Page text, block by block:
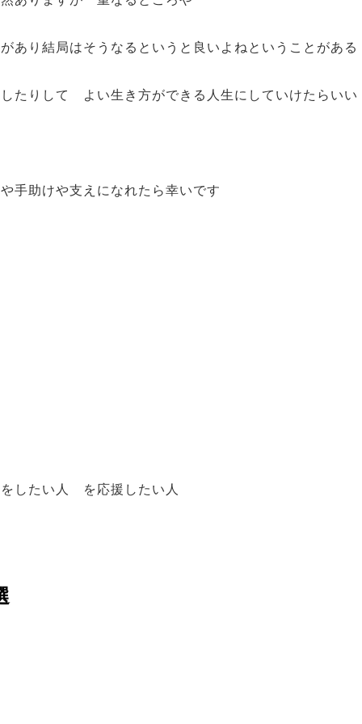
り結局はそうなるというと良いよねということがある
たりして よい生き方ができる人生にしていけたらいい
手助けや支えになれたら幸いです
をしたい人 を応援したい人